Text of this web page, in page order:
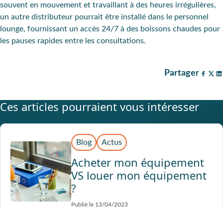
souvent en mouvement et travaillant à des heures irrégulières,
un autre distributeur pourrait être installé dans le personnel
lounge, fournissant un accès 24/7 à des boissons chaudes pour
les pauses rapides entre les consultations.
Partager
Ces articles pourraient vous intéresser
Blog Actus
Acheter mon équipement
VS louer mon équipement
?
Publié le 13/04/2023